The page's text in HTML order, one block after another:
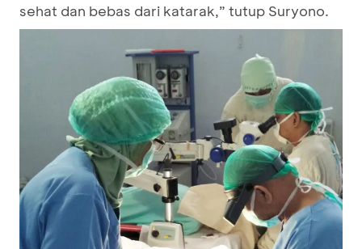
sehat dan bebas dari katarak,” tutup Suryono.